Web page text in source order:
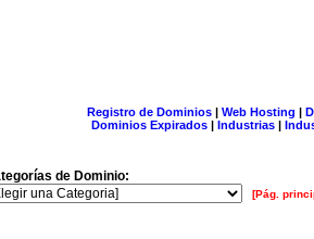
Registro de Dominios| Web Hosting |
Dominios Expirados | Industrias |
de Dominio:
[Pág.